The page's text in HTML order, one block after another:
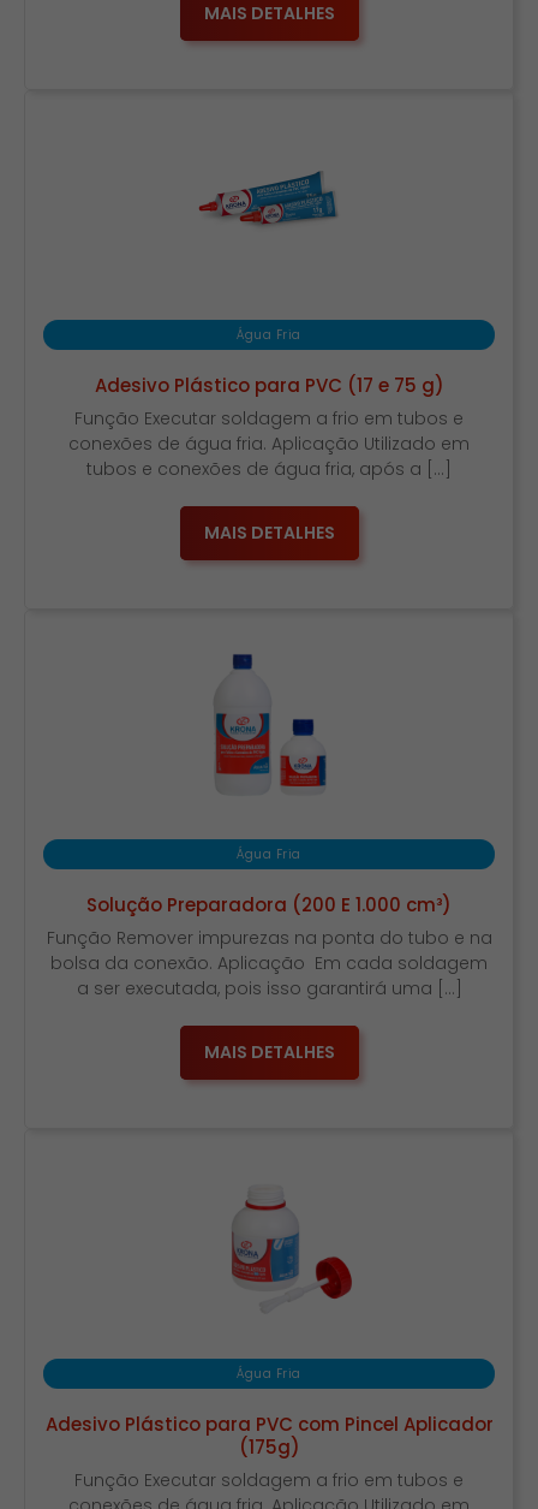
MAIS DETALHES
Água Fria
Adesivo Plástico para PVC (17 e 75 g)
Função Executar soldagem a frio em tubos e
conexões de água fria. Aplicação Utilizado em
tubos e conexões de água fria, após a […]
MAIS DETALHES
Água Fria
Solução Preparadora (200 E 1.000 cm³)
Função Remover impurezas na ponta do tubo e na
bolsa da conexão. Aplicação Em cada soldagem
a ser executada, pois isso garantirá uma […]
MAIS DETALHES
Água Fria
Adesivo Plástico para PVC com Pincel Aplicador
(175g)
Função Executar soldagem a frio em tubos e